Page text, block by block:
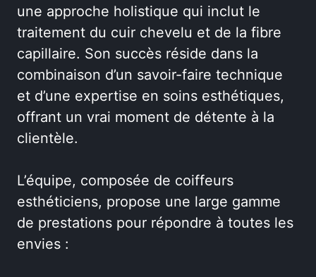
une approche holistique qui inclut le
traitement du cuir chevelu et de la fibre
capillaire. Son succès réside dans la
combinaison d’un savoir-faire technique
et d’une expertise en soins esthétiques,
offrant un vrai moment de détente à la
clientèle.
L’équipe, composée de coiffeurs
esthéticiens, propose une large gamme
de prestations pour répondre à toutes les
envies :